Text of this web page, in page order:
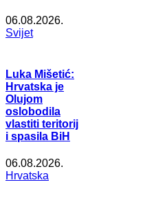
06.08.2026.
Svijet
Luka Mišetić:
Hrvatska je
Olujom
oslobodila
vlastiti teritorij
i spasila BiH
06.08.2026.
Hrvatska